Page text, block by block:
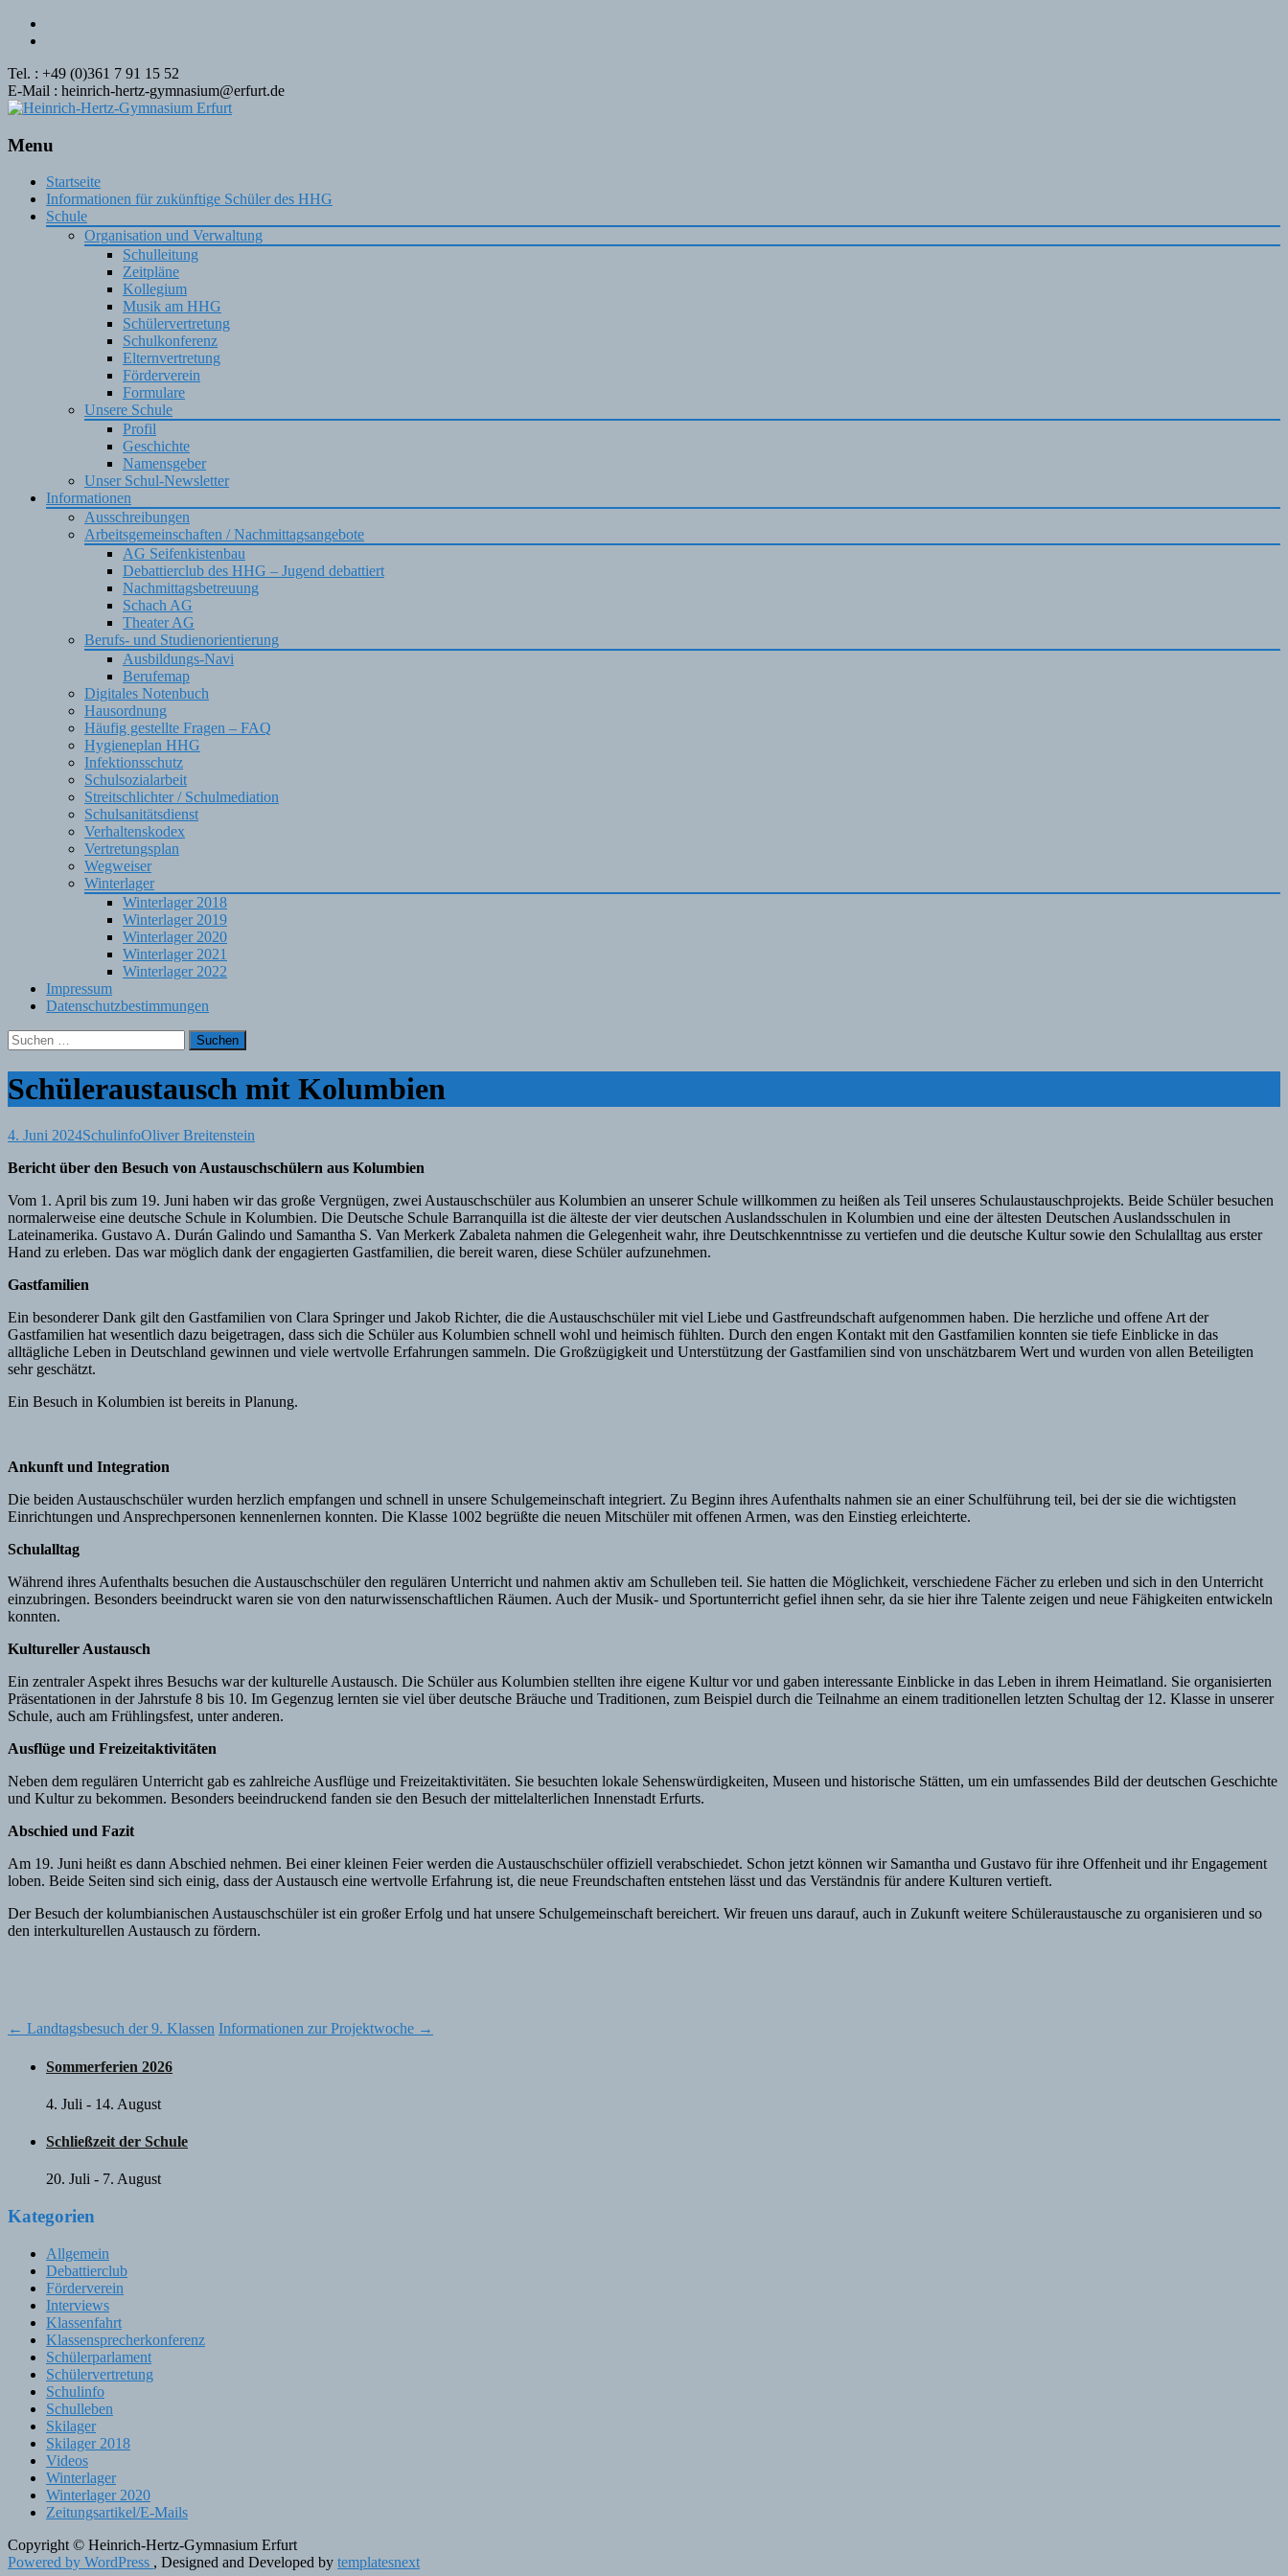
Tel. : +49 (0)361 7 91 15 52
E-Mail : heinrich-hertz-gymnasium@erfurt.de
Menu
Skip
content
Startseite
Informationen für zukünftige Schüler des HHG
Schule
Organisation und Verwaltung
Schulleitung
Zeitpläne
Kollegium
Musik am HHG
Schülervertretung
Schulkonferenz
Elternvertretung
Förderverein
Formulare
Unsere Schule
Profil
Geschichte
Namensgeber
Unser Schul-Newsletter
Informationen
Ausschreibungen
Arbeitsgemeinschaften / Nachmittagsangebote
AG Seifenkistenbau
Debattierclub des HHG – Jugend debattiert
Nachmittagsbetreuung
Schach AG
Theater AG
Berufs- und Studienorientierung
Ausbildungs-Navi
Berufemap
Digitales Notenbuch
Hausordnung
Häufig gestellte Fragen – FAQ
Hygieneplan HHG
Infektionsschutz
Schulsozialarbeit
Streitschlichter / Schulmediation
Schulsanitätsdienst
Verhaltenskodex
Vertretungsplan
Wegweiser
Winterlager
Winterlager 2018
Winterlager 2019
Winterlager 2020
Winterlager 2021
Winterlager 2022
Impressum
Datenschutzbestimmungen
Suchen
nach:
Schüleraustausch mit Kolumbien
4. Juni 2024SchulinfoOliver Breitenstein
Bericht über den Besuch von Austauschschülern aus Kolumbien
Vom 1. April bis zum 19. Juni haben wir das große Vergnügen, zwei Austauschschüler aus Kolumbien an unserer Schule willkommen zu heißen als Teil unseres Schulaustauschprojekts. Beide Schüler besuchen
normalerweise eine deutsche Schule in Kolumbien. Die Deutsche Schule Barranquilla ist die älteste der vier deutschen Auslandsschulen in Kolumbien und eine der ältesten Deutschen Auslandsschulen in
Lateinamerika. Gustavo A. Durán Galindo und Samantha S. Van Merkerk Zabaleta nahmen die Gelegenheit wahr, ihre Deutschkenntnisse zu vertiefen und die deutsche Kultur sowie den Schulalltag aus erster
Hand zu erleben. Das war möglich dank der engagierten Gastfamilien, die bereit waren, diese Schüler aufzunehmen.
Gastfamilien
Ein besonderer Dank gilt den Gastfamilien von Clara Springer und Jakob Richter, die die Austauschschüler mit viel Liebe und Gastfreundschaft aufgenommen haben. Die herzliche und offene Art der
Gastfamilien hat wesentlich dazu beigetragen, dass sich die Schüler aus Kolumbien schnell wohl und heimisch fühlten. Durch den engen Kontakt mit den Gastfamilien konnten sie tiefe Einblicke in das
alltägliche Leben in Deutschland gewinnen und viele wertvolle Erfahrungen sammeln. Die Großzügigkeit und Unterstützung der Gastfamilien sind von unschätzbarem Wert und wurden von allen Beteiligten
sehr geschätzt.
Ein Besuch in Kolumbien ist bereits in Planung.
Ankunft und Integration
Die beiden Austauschschüler wurden herzlich empfangen und schnell in unsere Schulgemeinschaft integriert. Zu Beginn ihres Aufenthalts nahmen sie an einer Schulführung teil, bei der sie die wichtigsten
Einrichtungen und Ansprechpersonen kennenlernen konnten. Die Klasse 1002 begrüßte die neuen Mitschüler mit offenen Armen, was den Einstieg erleichterte.
Schulalltag
Während ihres Aufenthalts besuchen die Austauschschüler den regulären Unterricht und nahmen aktiv am Schulleben teil. Sie hatten die Möglichkeit, verschiedene Fächer zu erleben und sich in den Unterricht
einzubringen. Besonders beeindruckt waren sie von den naturwissenschaftlichen Räumen. Auch der Musik- und Sportunterricht gefiel ihnen sehr, da sie hier ihre Talente zeigen und neue Fähigkeiten entwickeln
konnten.
Kultureller Austausch
Ein zentraler Aspekt ihres Besuchs war der kulturelle Austausch. Die Schüler aus Kolumbien stellten ihre eigene Kultur vor und gaben interessante Einblicke in das Leben in ihrem Heimatland. Sie organisierten
Präsentationen in der Jahrstufe 8 bis 10. Im Gegenzug lernten sie viel über deutsche Bräuche und Traditionen, zum Beispiel durch die Teilnahme an einem traditionellen letzten Schultag der 12. Klasse in unserer
Schule, auch am Frühlingsfest, unter anderen.
Ausflüge und Freizeitaktivitäten
Neben dem regulären Unterricht gab es zahlreiche Ausflüge und Freizeitaktivitäten. Sie besuchten lokale Sehenswürdigkeiten, Museen und historische Stätten, um ein umfassendes Bild der deutschen Geschichte
und Kultur zu bekommen. Besonders beeindruckend fanden sie den Besuch der mittelalterlichen Innenstadt Erfurts.
Abschied und Fazit
Am 19. Juni heißt es dann Abschied nehmen. Bei einer kleinen Feier werden die Austauschschüler offiziell verabschiedet. Schon jetzt können wir Samantha und Gustavo für ihre Offenheit und ihr Engagement
loben. Beide Seiten sind sich einig, dass der Austausch eine wertvolle Erfahrung ist, die neue Freundschaften entstehen lässt und das Verständnis für andere Kulturen vertieft.
Der Besuch der kolumbianischen Austauschschüler ist ein großer Erfolg und hat unsere Schulgemeinschaft bereichert. Wir freuen uns darauf, auch in Zukunft weitere Schüleraustausche zu organisieren und so
den interkulturellen Austausch zu fördern.
Post
navigation
← Landtagsbesuch der 9. Klassen Informationen zur Projektwoche →
Sommerferien 2026
4. Juli - 14. August
Schließzeit der Schule
20. Juli - 7. August
Kategorien
Allgemein
Debattierclub
Förderverein
Interviews
Klassenfahrt
Klassensprecherkonferenz
Schülerparlament
Schülervertretung
Schulinfo
Schulleben
Skilager
Skilager 2018
Videos
Winterlager
Winterlager 2020
Zeitungsartikel/E-Mails
Copyright © Heinrich-Hertz-Gymnasium Erfurt
Powered by WordPress , Designed and Developed by templatesnext